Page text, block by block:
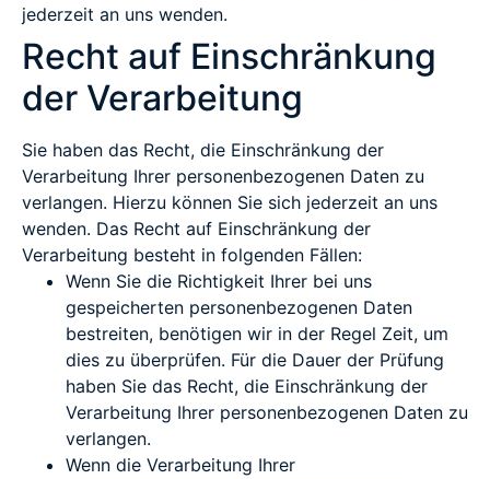
jederzeit an uns wenden.
Recht auf Einschränkung
der Verarbeitung
Sie haben das Recht, die Einschränkung der
Verarbeitung Ihrer personenbezogenen Daten zu
verlangen. Hierzu können Sie sich jederzeit an uns
wenden. Das Recht auf Einschränkung der
Verarbeitung besteht in folgenden Fällen:
Wenn Sie die Richtigkeit Ihrer bei uns
gespeicherten personenbezogenen Daten
bestreiten, benötigen wir in der Regel Zeit, um
dies zu überprüfen. Für die Dauer der Prüfung
haben Sie das Recht, die Einschränkung der
Verarbeitung Ihrer personenbezogenen Daten zu
verlangen.
Wenn die Verarbeitung Ihrer